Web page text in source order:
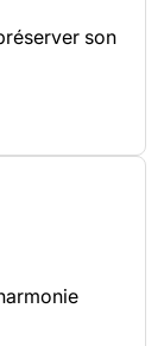
son